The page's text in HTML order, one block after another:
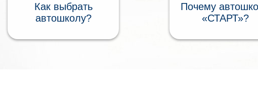
Как выбрать
автошколу?
Почему
«СТАРТ»?